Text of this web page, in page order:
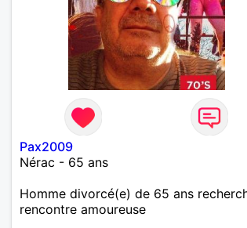
Pax2009
Nérac - 65 ans
Homme divorcé(e) de 65 ans
rencontre amoureuse